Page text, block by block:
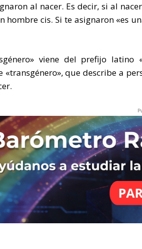
al nacer. Es decir, si al
hombre cis. Si te asignaron «es
viene del prefijo latino
que describe a